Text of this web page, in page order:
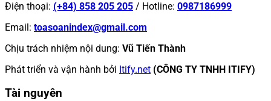
Điện thoại: (+84) 858 205 205 / Hotline: 0987186999
Email : toasoanindex@gmail.com
Chịu trách nhiệm nội dung: Vũ Tiến Thành
Phát triển và vận hành bởi Itify.net (CÔNG TY TNHH ITIFY)
Tài nguyên